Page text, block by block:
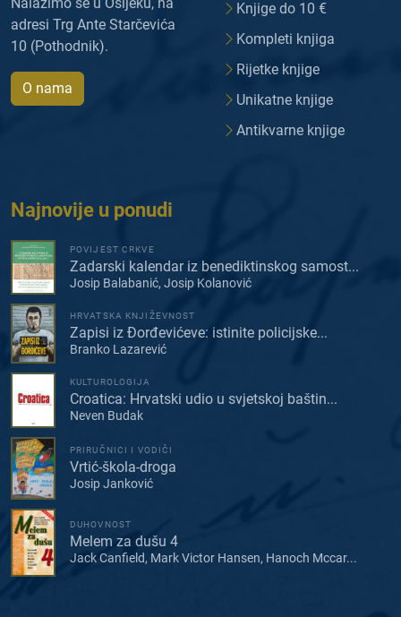
Nalazimo se u Osijeku, na
adresi Trg Ante Starčevića
10 (Pothodnik).
O nama
Knjige do 10 €
Kompleti knjiga
Rijetke knjige
Unikatne knjige
Antikvarne knjige
Najnovije u ponudi
POVIJEST CRKVE
Zadarski kalendar iz benediktinskog samost...
Josip Balabanić, Josip Kolanović
HRVATSKA KNJIŽEVNOST
Zapisi iz Đorđevićeve: istinite policijske...
Branko Lazarević
KULTUROLOGIJA
Croatica: Hrvatski udio u svjetskoj baštin...
Neven Budak
PRIRUČNICI I VODIČI
Vrtić-škola-droga
Josip Janković
DUHOVNOST
Melem za dušu 4
Jack Canfield, Mark Victor Hansen, Hanoch Mccar...